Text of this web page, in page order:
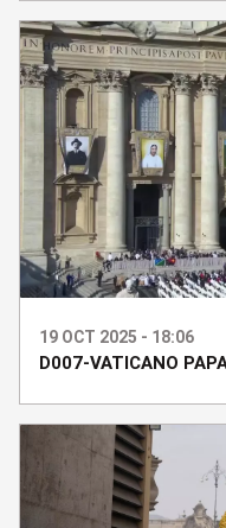
19 OCT 2025 - 18:06
D007-VATICANO